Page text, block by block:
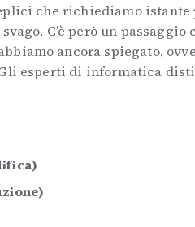
che richiediamo
C’è però un
ancora spiegato,
esperti di informatica